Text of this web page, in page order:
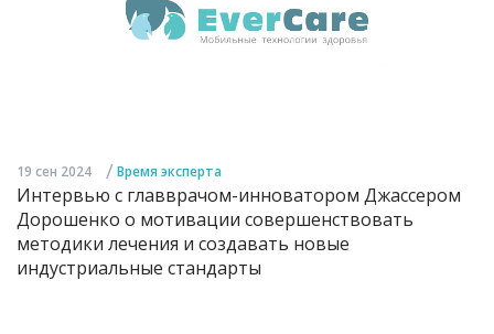
19 сен 2024 / Время эксперта
Интервью с главврачом-инноватором Джассером
Дорошенко о мотивации совершенствовать
методики лечения и создавать новые
индустриальные стандарты